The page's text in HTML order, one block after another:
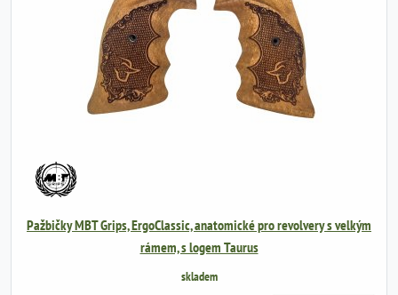
Pažbičky MBT Grips, ErgoClassic, anatomické pro revolvery s velkým
rámem, s logem Taurus
skladem